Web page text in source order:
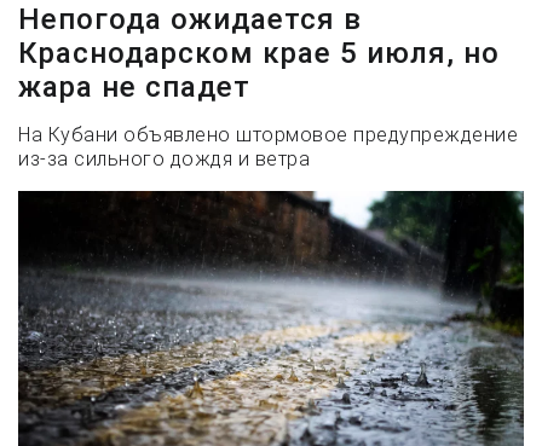
Непогода ожидается в
Краснодарском крае 5 июля, но
жара не спадет
На Кубани объявлено штормовое предупреждение
из-за сильного дождя и ветра